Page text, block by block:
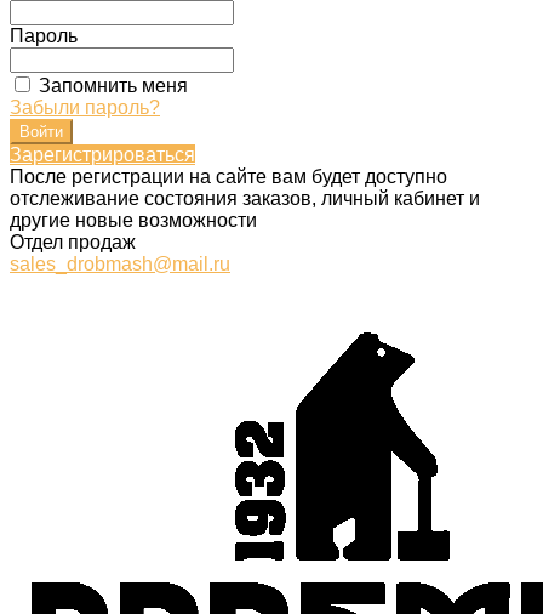
Пароль
Запомнить меня
Забыли пароль?
Зарегистрироваться
После регистрации на сайте вам будет доступно
отслеживание состояния заказов, личный кабинет и
другие новые возможности
Отдел продаж
sales_drobmash@mail.ru